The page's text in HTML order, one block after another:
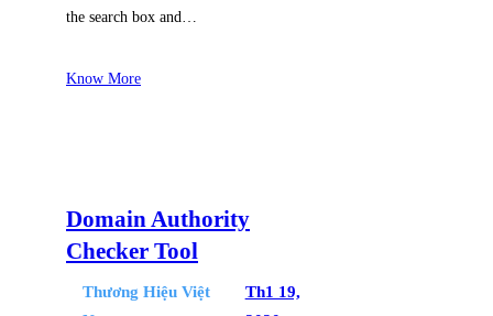
the search box and…
Know More
Domain Authority
Checker Tool
Thương Hiệu Việt
Th1 19,